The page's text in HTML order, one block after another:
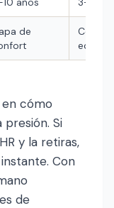
de
cómo
Si
y la retiras,
Con
de